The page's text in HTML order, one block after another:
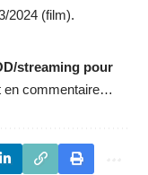
2024 (film).
streaming pour
en commentaire…